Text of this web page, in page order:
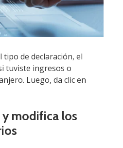
tipo de declaración, el
tuviste ingresos o
Luego, da clic en
y modifica los